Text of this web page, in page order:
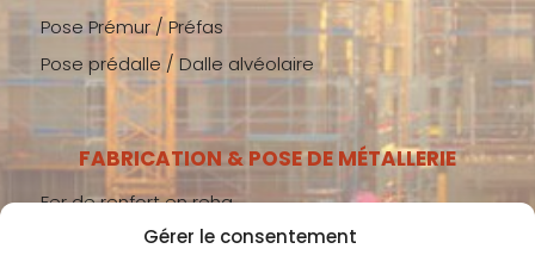
Gérer le consentement
Pose Prémur / Préfas
Pose prédalle / Dalle alvéolaire
FABRICATION & POSE DE MÉTALLERIE
Fer de renfort en reha
Métallerie gros-œuvre